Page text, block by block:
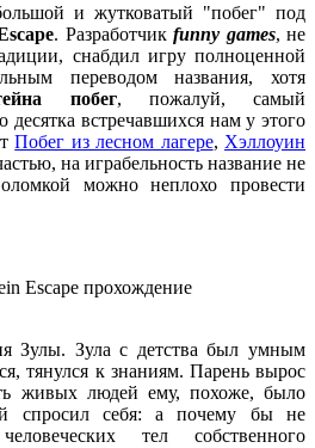
и жутковатый "побег" под
. Разработчик funny games, не
снабдил игру полноценной
переводом названия, хотя
побег, пожалуй, самый
десятка встречавшихся нам у этого
Побег из лесном лагере, Хэллоуин
на играбельность название не
можно неплохо провести
Зулы. Зула с детства был умным
тянулся к знаниям. Парень вырос
живых людей ему, похоже, было
спросил себя: а почему бы не
тел собственного